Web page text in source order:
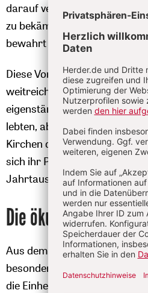
darauf verzichtet, die
zu bekämpfen“ und der
bewahrt hat, als
Diese Vorstellung hat in
weitreichende Erwartungen
eigenständiger Patriarchate
lebten, aber faktisch nie
Kirchen der Reformation
sich ihr Protest gegen Rom
Jahrtausends entzündet
Die ökumenische
Aus dem gleichen Vortrag
besonders die Überlegungen
die Einheit bedarf der